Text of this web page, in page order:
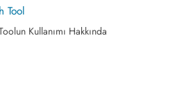
Tool
Kullanımı Hakkında